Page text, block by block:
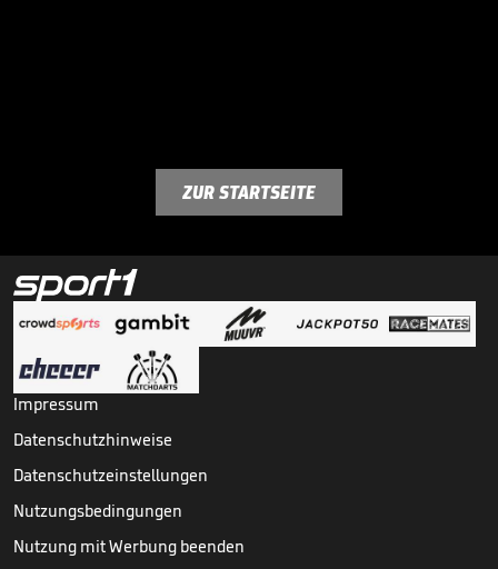
ZUR STARTSEITE
Impressum
Datenschutzhinweise
Datenschutzeinstellungen
Nutzungsbedingungen
Nutzung mit Werbung beenden